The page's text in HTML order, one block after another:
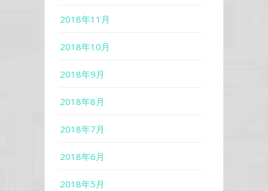
2018年11月
2018年10月
2018年9月
2018年8月
2018年7月
2018年6月
2018年5月